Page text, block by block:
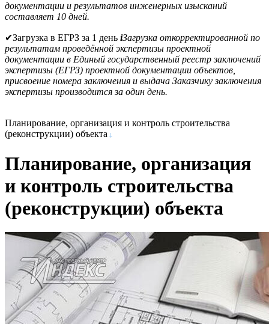
документации и результатов инженерных изысканий
составляет 10 дней.
✔Загрузка в ЕГРЗ за 1 день iЗагрузка откорректированной по
результатам проведённой экспертизы проектной
документации в Единый государственный реестр заключений
экспертизы (ЕГРЗ) проектной документации объектов,
присвоение номера заключения и выдача Заказчику заключения
экспертизы производится за один день.
Планирование, организация и контроль строительства
(реконструкции) объекта
Планирование, организация
и контроль строительства
(реконструкции) объекта